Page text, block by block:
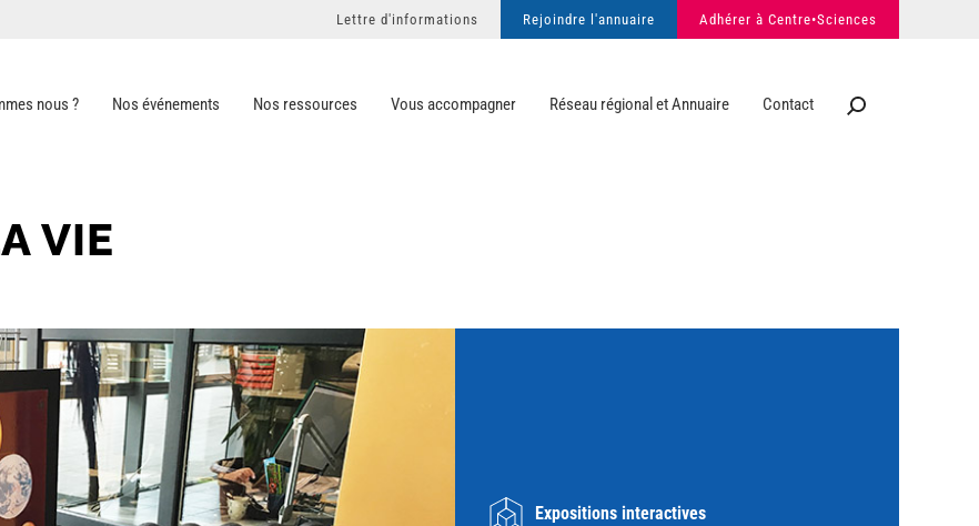
nous ? Nos événements Nos ressources Vous accompagner Réseau régional et Annuaire Contact
Lettre d'informations Rejoindre l'annuaire Adhérer à Centre•Sciences
VIE
Expositions interactives